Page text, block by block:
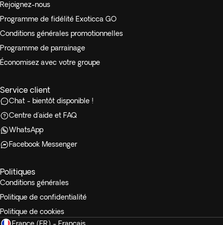
Rejoignez-nous
Programme de fidélité Exoticca GO
Conditions générales promotionnelles
Programme de parrainage
Économisez avec votre groupe
Service client
Chat - bientôt disponible !
Centre d'aide et FAQ
WhatsApp
Facebook Messenger
Politiques
Conditions générales
Politique de confidentialité
Politique de cookies
France (FR) - Français